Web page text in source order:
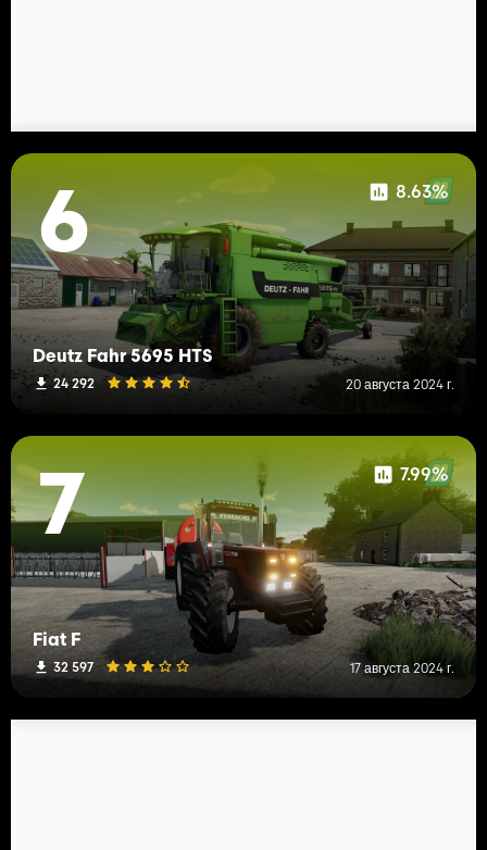
6 8.63%
Deutz Fahr 5695 HTS
24 292 20 августа 2024 г.
7 7.99%
Fiat F
32 597 17 августа 2024 г.